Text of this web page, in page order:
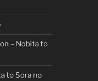
– Nobita to
to Sora no